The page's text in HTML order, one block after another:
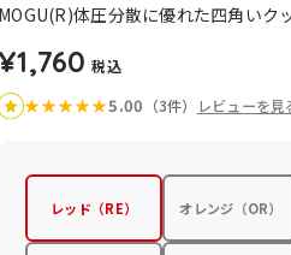
MOGU(R)体圧分散に優れた四角いク
¥1,760 税込
★★★★★5.00 （3件） レビューを見
レッド（RE） オレンジ（OR）